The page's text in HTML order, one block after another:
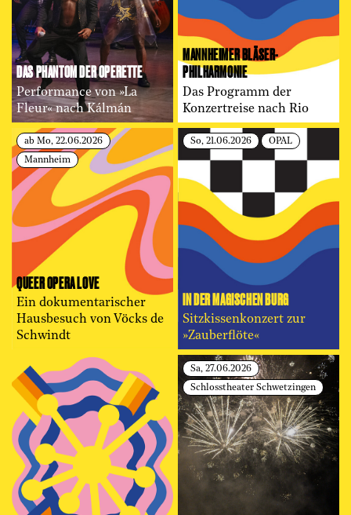
DAS PHANTOM DER OPERETTE
Performance von »La
Fleur« nach Kálmán
MANNHEIMER BLÄSER­
PHILHARMONIE
Das Programm der
Konzertreise nach Rio
ab Mo, 22.06.2026
Mannheim
QUEER OPERA LOVE
Ein dokumentarischer
Hausbesuch von Vöcks de
Schwindt
So, 21.06.2026 OPAL
IN DER MAGISCHEN BURG
Sitzkissenkonzert zur
»Zauberflöte«
Sa, 27.06.2026
Schlosstheater Schwetzingen